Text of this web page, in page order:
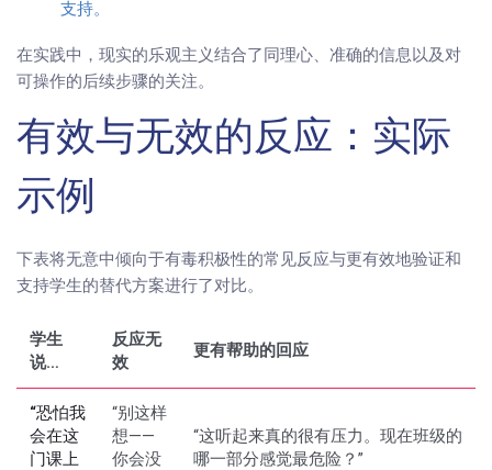
支持。
在实践中，现实的乐观主义结合了同理心、准确的信息以及对
可操作的后续步骤的关注。
有效与无效的反应：实际
示例
下表将无意中倾向于有毒积极性的常见反应与更有效地验证和
支持学生的替代方案进行了对比。
学生
说…
反应无
效
更有帮助的回应
“恐怕我
会在这
门课上
“别这样
想——
你会没
“这听起来真的很有压力。现在班级的
哪一部分感觉最危险？”